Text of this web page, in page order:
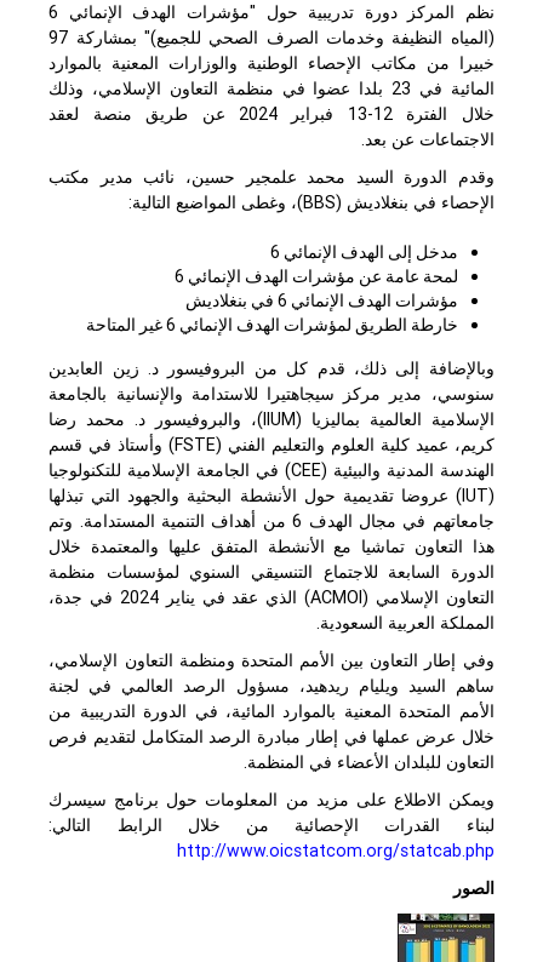
نظم المركز دورة تدريبية حول "مؤشرات الهدف الإنمائي 6
(المياه النظيفة وخدمات الصرف الصحي للجميع)" بمشاركة 97
خبيرا من مكاتب الإحصاء الوطنية والوزارات المعنية بالموارد
المائية في 23 بلدا عضوا في منظمة التعاون الإسلامي، وذلك
خلال الفترة 12-13 فبراير 2024 عن طريق منصة لعقد
الاجتماعات عن بعد.
وقدم الدورة السيد محمد علمجير حسين، نائب مدير مكتب
الإحصاء في بنغلاديش ( BBS)، وغطى المواضيع التالية:
مدخل إلى الهدف الإنمائي 6
لمحة عامة عن مؤشرات الهدف الإنمائي 6
مؤشرات الهدف الإنمائي 6 في بنغلاديش
خارطة الطريق لمؤشرات الهدف الإنمائي 6 غير المتاحة
وبالإضافة إلى ذلك، قدم كل من البروفيسور د. زين العابدين
سنوسي، مدير مركز سيجاهتيرا للاستدامة والإنسانية بالجامعة
الإسلامية العالمية بماليزيا (IIUM)، والبروفيسور د. محمد رضا
كريم، عميد كلية العلوم والتعليم الفني ( FSTE) وأستاذ في قسم
الهندسة المدنية والبيئية (CEE) في الجامعة الإسلامية للتكنولوجيا
IUT) عروضا تقديمية حول الأنشطة البحثية والجهود التي تبذلها
جامعاتهم في مجال الهدف 6 من أهداف التنمية المستدامة. وتم
هذا التعاون تماشيا مع الأنشطة المتفق عليها والمعتمدة خلال
الدورة السابعة للاجتماع التنسيقي السنوي لمؤسسات منظمة
التعاون الإسلامي ( ACMOI
) الذي عقد في يناير 2024 في جدة،
المملكة العربية السعودية.
وفي إطار التعاون بين الأمم المتحدة ومنظمة التعاون الإسلامي،
ساهم السيد ويليام ريدهيد، مسؤول الرصد العالمي في لجنة
الأمم المتحدة المعنية بالموارد المائية، في الدورة التدريبية من
خلال عرض عملها في إطار مبادرة الرصد المتكامل لتقديم فرص
التعاون للبلدان الأعضاء في المنظمة.
ويمكن الاطلاع على مزيد من المعلومات حول برنامج سيسرك
لبناء القدرات الإحصائية من خلال الرابط التالي:
http://www.oicstatcom.org/statcab.php
الصور